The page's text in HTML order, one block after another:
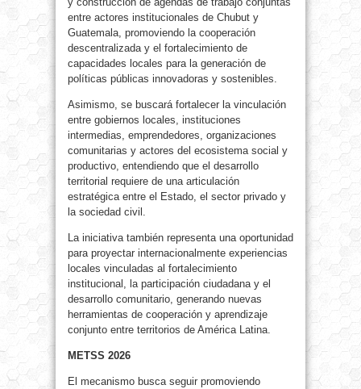
entre actores institucionales de Chubut y
Guatemala, promoviendo la cooperación
descentralizada y el fortalecimiento de
capacidades locales para la generación de
políticas públicas innovadoras y sostenibles.
Asimismo, se buscará fortalecer la vinculación
entre gobiernos locales, instituciones
intermedias, emprendedores, organizaciones
comunitarias y actores del ecosistema social y
productivo, entendiendo que el desarrollo
territorial requiere de una articulación
estratégica entre el Estado, el sector privado y
la sociedad civil.
La iniciativa también representa una oportunidad
para proyectar internacionalmente experiencias
locales vinculadas al fortalecimiento
institucional, la participación ciudadana y el
desarrollo comunitario, generando nuevas
herramientas de cooperación y aprendizaje
conjunto entre territorios de América Latina.
METSS 2026
El mecanismo busca seguir promoviendo